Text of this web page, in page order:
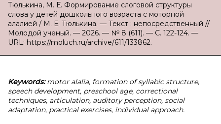
Тюлькина, М. Е. Формирование слоговой структуры
слова у детей дошкольного возраста с моторной
алалией / М. Е. Тюлькина. — Текст : непосредственный //
Молодой ученый. — 2026. — № 8 (611). — С. 122-124. —
URL: https://moluch.ru/archive/611/133862.
Keywords:motor alalia, formation of syllabic structure,
speech development, preschool age, correctional
techniques, articulation, auditory perception, social
adaptation, practical exercises, individual approach.